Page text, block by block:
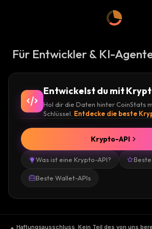
Für Entwickler & KI-
Entwickelst du mit
Hol dir die Daten hinter CoinStats
Schlüssel. Entdecke die beste
Was ist eine Krypto-API?
Beste Wallet-APIs
Krypto-API
Haftungsausschluss. Kein Teil des von uns